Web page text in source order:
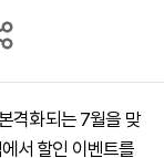
격화되는 7월을 맞
서 할인 이벤트를